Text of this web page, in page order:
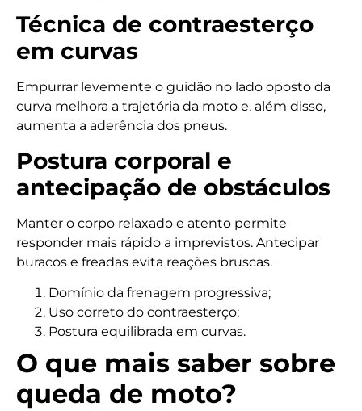
Técnica de contraesterço
em curvas
Empurrar levemente o guidão no lado oposto da
curva melhora a trajetória da moto e, além disso,
aumenta a aderência dos pneus.
Postura corporal e
antecipação de obstáculos
Manter o corpo relaxado e atento permite
responder mais rápido a imprevistos. Antecipar
buracos e freadas evita reações bruscas.
Domínio da frenagem progressiva;
Uso correto do contraesterço;
Postura equilibrada em curvas.
O que mais saber sobre
queda de moto?